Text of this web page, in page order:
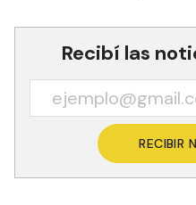
Recibí las
RECIBIR